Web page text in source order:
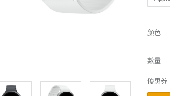
顏色
數量
優惠券